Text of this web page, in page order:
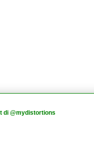
di @mydistortions